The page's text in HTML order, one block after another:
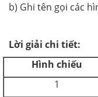
b) Ghi tên gọi các
Lời giải chi tiết:
Hình chiếu
1